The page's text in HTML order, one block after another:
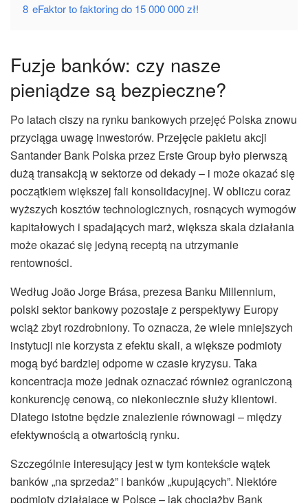
8 eFaktor to faktoring do 15 000 000 zł!
Fuzje banków: czy nasze
pieniądze są bezpieczne?
Po latach ciszy na rynku bankowych przejęć Polska znowu
przyciąga uwagę inwestorów. Przejęcie pakietu akcji
Santander Bank Polska przez Erste Group było pierwszą
dużą transakcją w sektorze od dekady – i może okazać się
początkiem większej fali konsolidacyjnej. W obliczu coraz
wyższych kosztów technologicznych, rosnących wymogów
kapitałowych i spadających marż, większa skala działania
może okazać się jedyną receptą na utrzymanie
rentowności.
Według João Jorge Brása, prezesa Banku Millennium,
polski sektor bankowy pozostaje z perspektywy Europy
wciąż zbyt rozdrobniony. To oznacza, że wiele mniejszych
instytucji nie korzysta z efektu skali, a większe podmioty
mogą być bardziej odporne w czasie kryzysu. Taka
koncentracja może jednak oznaczać również ograniczoną
konkurencję cenową, co niekoniecznie służy klientowi.
Dlatego istotne będzie znalezienie równowagi – między
efektywnością a otwartością rynku.
Szczególnie interesujący jest w tym kontekście wątek
banków „na sprzedaż” i banków „kupujących”. Niektóre
podmioty działające w Polsce – jak chociażby Bank